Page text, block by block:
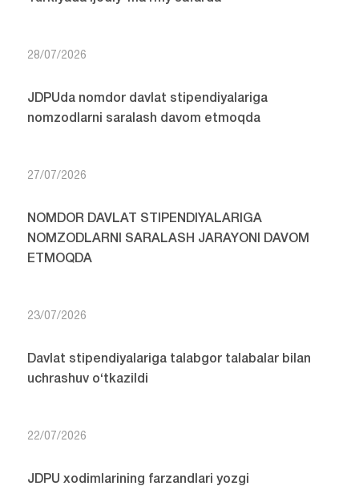
28/07/2026
JDPUda nomdor davlat stipendiyalariga
nomzodlarni saralash davom etmoqda
27/07/2026
NOMDOR DAVLAT STIPENDIYALARIGA
NOMZODLARNI SARALASH JARAYONI DAVOM
ETMOQDA
23/07/2026
Davlat stipendiyalariga talabgor talabalar bilan
uchrashuv o‘tkazildi
22/07/2026
JDPU xodimlarining farzandlari yozgi